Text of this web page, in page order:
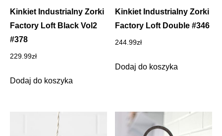
Kinkiet Industrialny Zorki
Factory Loft Black Vol2
#378
229.99zł
Dodaj do koszyka
Kinkiet Industrialny Zorki
Factory Loft Double #346
244.99zł
Dodaj do koszyka